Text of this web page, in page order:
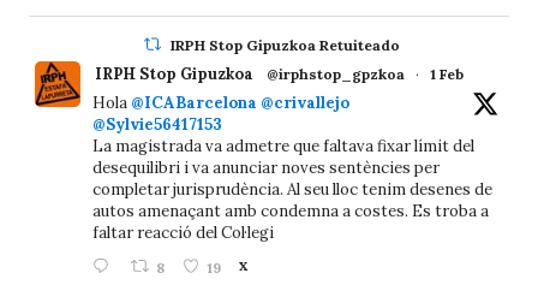
IRPH Stop Gipuzkoa Retuiteado
IRPH Stop Gipuzkoa @irphstop_gpzkoa · 1 Feb
Hola @ICABarcelona @crivallejo
@Sylvie56417153
La magistrada va admetre que faltava fixar límit del
desequilibri i va anunciar noves sentències per
completar jurisprudència. Al seu lloc tenim desenes de
autos amenaçant amb condemna a costes. Es troba a
faltar reacció del Col·legi
8 19 X